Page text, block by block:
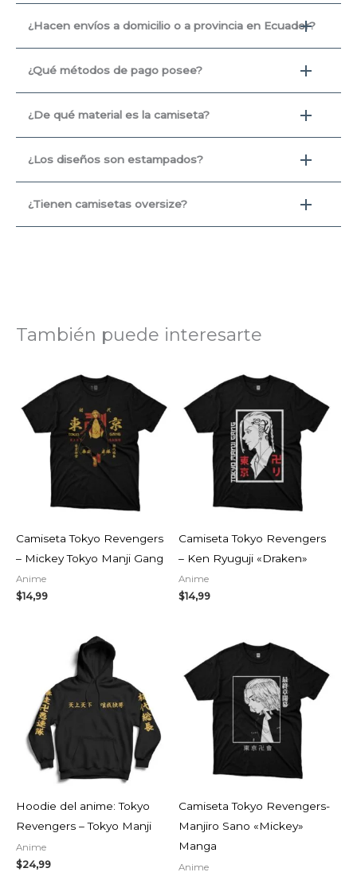
¿Hacen envíos a domicilio o a provincia en Ecuador?
¿Qué métodos de pago posee?
¿De qué material es la camiseta?
¿Los diseños son estampados?
¿Tienen camisetas oversize?
También puede interesarte
Camiseta Tokyo Revengers
– Mickey Tokyo Manji Gang
Anime
$14,99
Camiseta Tokyo Revengers
– Ken Ryuguji «Draken»
Anime
$14,99
Hoodie del anime: Tokyo
Revengers – Tokyo Manji
Anime
$24,99
Camiseta Tokyo Revengers-
Manjiro Sano «Mickey»
Manga
Anime